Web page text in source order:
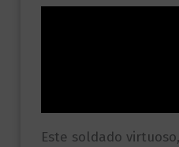
Este soldado